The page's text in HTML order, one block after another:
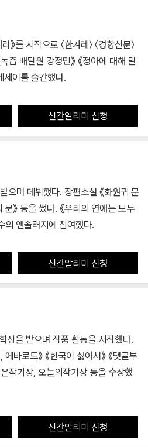
를 시작으로 〈한겨레〉 〈경향신문〉
즙 배달원 강정민》 《정아에 대해 말
세이를 출간했다.
신간알리미 신청
며 데뷔했다. 장편소설 《화원귀 문
문》 등을 썼다. 《우리의 연애는 모두
의 앤솔러지에 참여했다.
신간알리미 신청
상을 받으며 작품 활동을 시작했다.
바로드》 《한국이 싫어서》 《댓글부
작가상, 오늘의작가상 등을 수상했
신간알리미 신청